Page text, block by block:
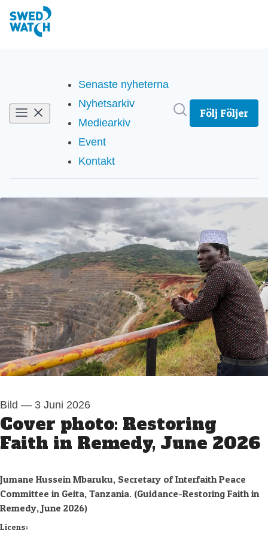
Senaste nyheterna
Nyhetsarkiv
Mediearkiv
Event
Kontakt
Sök i
Följ Följer
Bild — 3 Juni 2026
Cover photo: Restoring
Faith in Remedy, June 2026
Jumane Hussein Mbaruku, Secretary of Interfaith Peace
Committee in Geita, Tanzania. (Guidance-Restoring Faith in
Remedy, June 2026)
Swedwatch
Licens: